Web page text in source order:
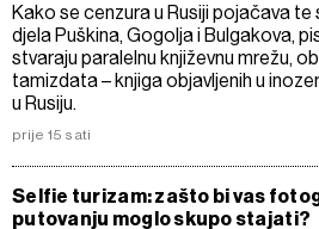
Kako se cenzura u Rusiji pojačava
djela Puškina, Gogolja i Bulgakova,
stvaraju paralelnu književnu mrežu,
tamizdata – knjiga objavljenih u
u Rusiju.
prije 15 sati
Selfie turizam: zašto bi vas
putovanju moglo skupo stajati?